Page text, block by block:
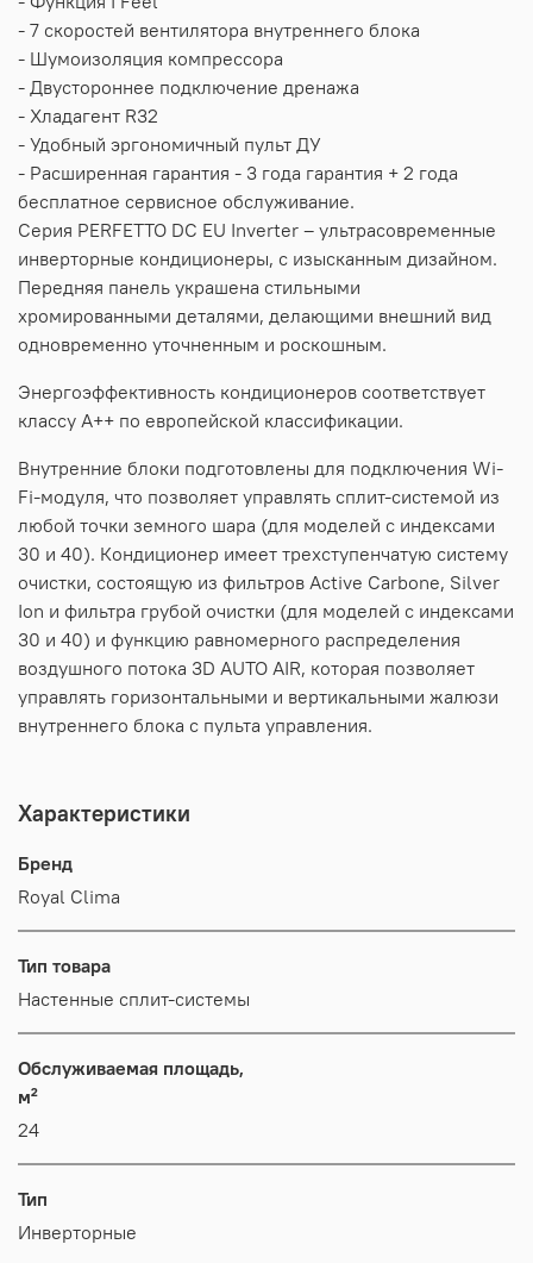
- 7 скоростей вентилятора внутреннего блока
- Шумоизоляция компрессора
- Двустороннее подключение дренажа
- Хладагент R32
- Удобный эргономичный пульт ДУ
- Расширенная гарантия - 3 года гарантия + 2 года
бесплатное сервисное обслуживание.
Серия PERFETTO DC EU Inverter – ультрасовременные
инверторные кондиционеры, с изысканным дизайном.
Передняя панель украшена стильными
хромированными деталями, делающими внешний вид
одновременно уточненным и роскошным.
Энергоэффективность кондиционеров соответствует
классу А++ по европейской классификации.
Внутренние блоки подготовлены для подключения Wi-
Fi-модуля, что позволяет управлять сплит-системой из
любой точки земного шара (для моделей с индексами
30 и 40). Кондиционер имеет трехступенчатую систему
очистки, состоящую из фильтров Active Carbone, Silver
Ion и фильтра грубой очистки (для моделей с индексами
30 и 40) и функцию равномерного распределения
воздушного потока 3D AUTO AIR, которая позволяет
управлять горизонтальными и вертикальными жалюзи
внутреннего блока с пульта управления.
Характеристики
Бренд
Royal Clima
Тип товара
Настенные сплит-системы
Обслуживаемая площадь,
м²
24
Тип
Инверторные